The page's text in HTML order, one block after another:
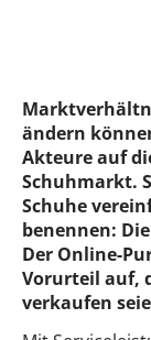
ändern
Akteure auf
Schuhmarkt.
Schuhe
benennen:
Der Online-
Vorurteil auf,
verkaufen